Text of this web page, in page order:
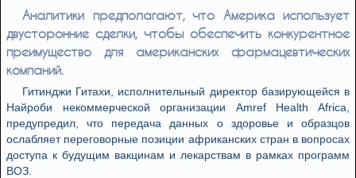
Аналитики предполагают, что Америка использует
двусторонние сделки, чтобы обеспечить конкурентное
преимущество для американских фармацевтических
компаний.
Гитинджи Гитахи, исполнительный директор базирующейся в
Найроби некоммерческой организации Amref Health Africa,
предупредил, что передача данных о здоровье и образцов
ослабляет переговорные позиции африканских стран в вопросах
доступа к будущим вакцинам и лекарствам в рамках программ
ВОЗ.